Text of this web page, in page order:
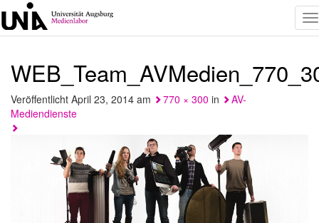
Veröffentlicht April 23, 2014 am 770 × 300 in
AV-
Mediendienste